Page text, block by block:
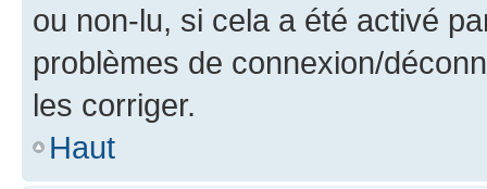
ou non-lu, si cela a été activé
problèmes de connexion/
les corriger.
Haut